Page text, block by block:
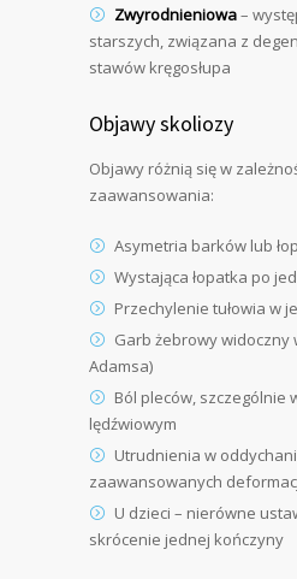
Zwyrodnieniowa–
starszych, związana z
stawów kręgosłupa
Objawy skoliozy
Objawy różnią się w
zaawansowania:
Asymetria barków lub
Wystająca łopatka po
Przechylenie tułowia w
Garb żebrowy widoczny
Adamsa)
Ból pleców, szczególnie
lędźwiowym
Utrudnienia w
zaawansowanych
U dzieci – nierówne
skrócenie jednej kończyny